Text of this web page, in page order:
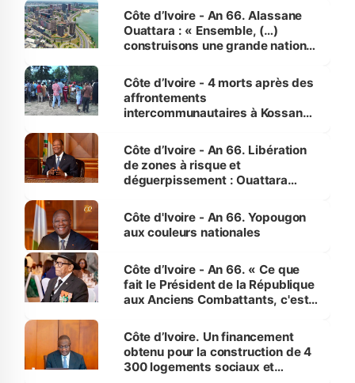
enfants
Côte d’Ivoire - An 66. Alassane
Ouattara : « Ensemble, (…)
construisons une grande nation
générations futures »
Côte d’Ivoire - 4 morts après des
affrontements
intercommunautaires à Kossandji
milieu des sinistrés
Côte d’Ivoire - An 66. Libération
de zones à risque et
déguerpissement : Ouattara
l'Etat de droit pour préserver les
vies humaines »
Côte d'Ivoire - An 66. Yopougon
aux couleurs nationales
Côte d’Ivoire - An 66. « Ce que
fait le Président de la République
aux Anciens Combattants, c'est
Côte d’Ivoire. Un financement
obtenu pour la construction de 4
300 logements sociaux et